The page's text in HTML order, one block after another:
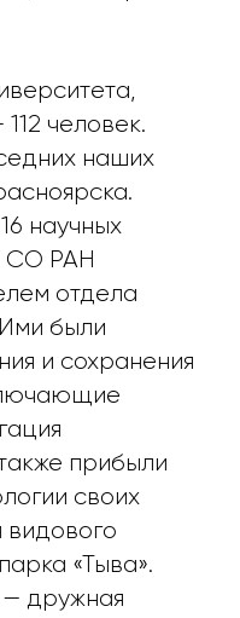
человек.
наших
научных
СО РАН
отдела
были
и сохранения
прибыли
своих
видового
«Тыва».
дружная